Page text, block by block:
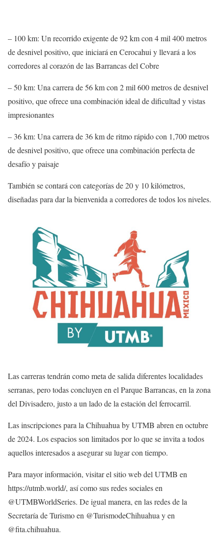
– 100 km: Un recorrido exigente de 92 km con 4 mil 400 metros
de desnivel positivo, que iniciará en Cerocahui y llevará a los
corredores al corazón de las Barrancas del Cobre
– 50 km: Una carrera de 56 km con 2 mil 600 metros de desnivel
positivo, que ofrece una combinación ideal de dificultad y vistas
impresionantes
– 36 km: Una carrera de 36 km de ritmo rápido con 1,700 metros
de desnivel positivo, que ofrece una combinación perfecta de
desafío y paisaje
También se contará con categorías de 20 y 10 kilómetros,
diseñadas para dar la bienvenida a corredores de todos los niveles.
Las carreras tendrán como meta de salida diferentes localidades
serranas, pero todas concluyen en el Parque Barrancas, en la zona
del Divisadero, justo a un lado de la estación del ferrocarril.
Las inscripciones para la Chihuahua by UTMB abren en octubre
de 2024. Los espacios son limitados por lo que se invita a todos
aquellos interesados a asegurar su lugar con tiempo.
Para mayor información, visitar el sitio web del UTMB en
https://utmb.world/, así como sus redes sociales en
@UTMBWorldSeries. De igual manera, en las redes de la
Secretaría de Turismo en @TurismodeChihuahua y en
@fita.chihuahua.